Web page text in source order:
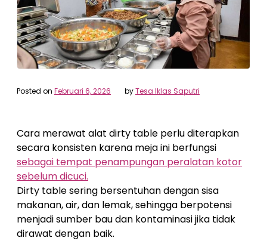
Posted on Februari 6, 2026 byTesa Iklas Saputri
Cara merawat alat dirty table perlu diterapkan
secara konsisten karena meja ini berfungsi
sebagai tempat penampungan peralatan kotor
sebelum dicuci.
Dirty table sering bersentuhan dengan sisa
makanan, air, dan lemak, sehingga berpotensi
menjadi sumber bau dan kontaminasi jika tidak
dirawat dengan baik.